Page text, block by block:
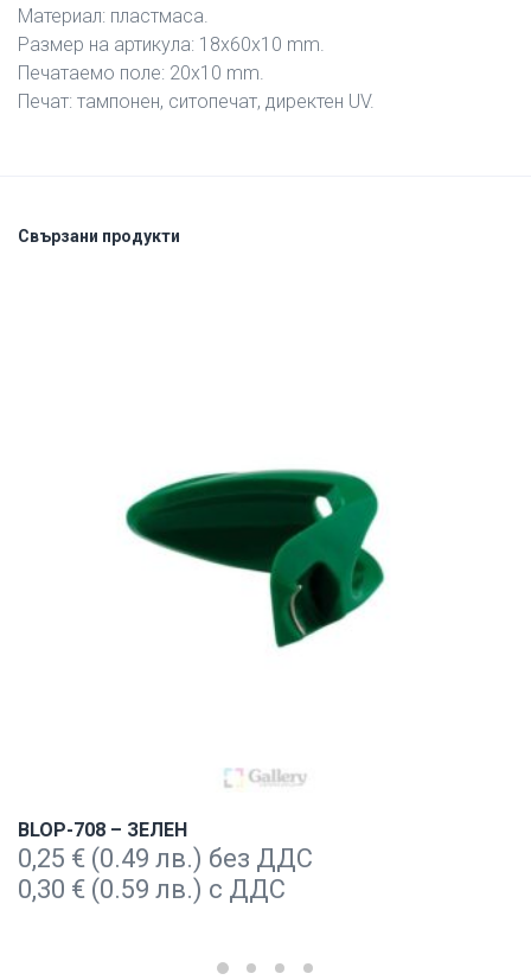
Материал: пластмаса.
Размер на артикула: 18х60х10 mm.
Печатаемо поле: 20х10 mm.
Печат: тампонен, ситопечат, директен UV.
Свързани продукти
BLOP-708 – ЗЕЛЕН
0,25 € (0.49 лв.) без ДДС
0,30 € (0.59 лв.) с ДДС